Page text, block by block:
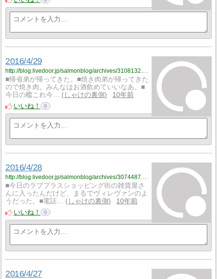
2016/4/29
■帰省弟が帰ってきた。■焼き肉弟が帰ってきた
ので焼き肉。みんなはお酒飲めていいなあ。■
今日の艦これ今…
しゃけの裏側
10年前
いいね！
0
2016/4/28
http://blog.livedoor.jp/salmonblog/archives/3074487.html
■今日のラブプラスショッピング街の雑貨屋さ
んに入ったんだけど、まるでヴィレヴァンのよ
うだった。■電話…
しゃけの裏側
10年前
いいね！
0
2016/4/27